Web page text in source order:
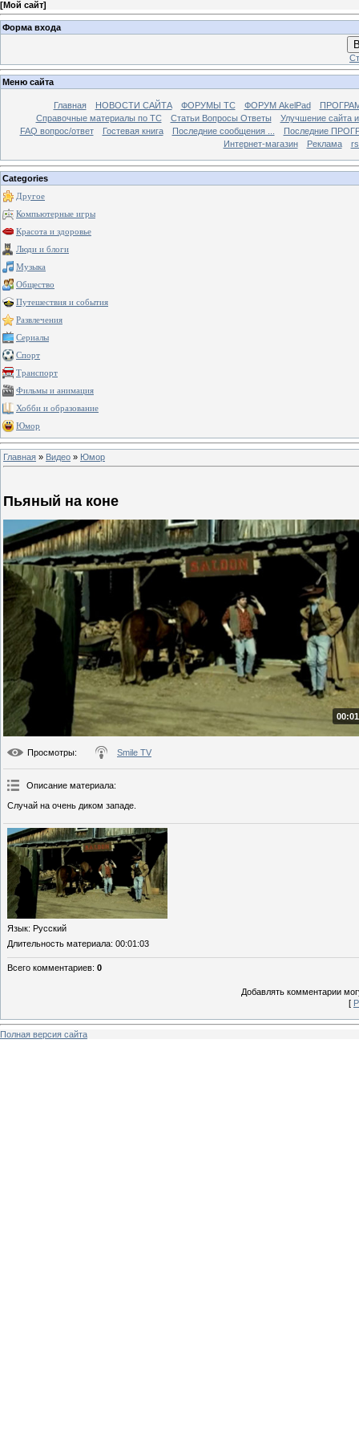
[Мой сайт]
Форма входа
Меню сайта
Главная НОВОСТИ САЙТА ФОРУМЫ TC ФОРУМ AkelPad
Справочные материалы по TС
Статьи Вопросы Ответы
Улучшение сайта
FAQ вопрос/ответ
Гостевая книга Последние сообщения ...
Последние
Интернет-магазин
Реклама
Categories
Другое
Компьютерные игры
Красота и здоровье
Люди и блоги
Музыка
Общество
Путешествия и события
Развлечения
Сериалы
Спорт
Транспорт
Фильмы и анимация
Хобби и образование
Юмор
Главная » Видео » Юмор
Пьяный на коне
Просмотры: Smile TV
Описание материала:
Случай на очень диком западе.
Язык: Русский
Длительность материала: 00:01:03
Всего комментариев: 0
Добавлять комментарии
[
Полная версия сайта